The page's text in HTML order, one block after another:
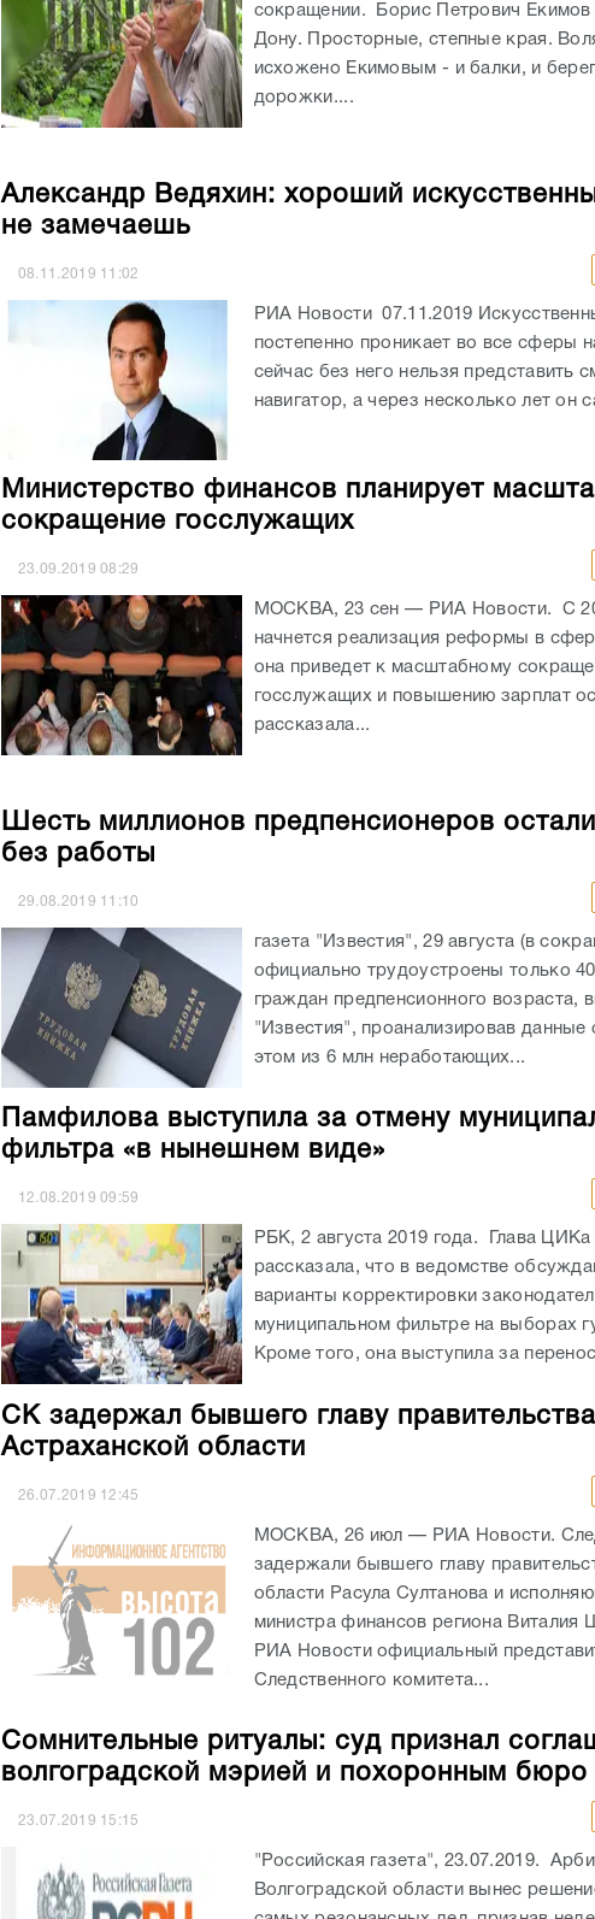
сокращении. Борис Петрович Екимов
Дону. Просторные, степные края.
исхожено Екимовым - и балки, и
дорожки....
Александр Ведяхин: хороший
не замечаешь
08.11.2019 11:02
РИА Новости 07.11.2019
постепенно проникает во все сферы
сейчас без него нельзя представить
навигатор, а через несколько лет он
Министерство финансов планирует
сокращение госслужащих
23.09.201908:29
МОСКВА, 23 сен — РИА Новости. С
начнется реализация реформы в
она приведет к масштабному
госслужащих и повышению зарплат
рассказала...
Шесть миллионов предпенсионеров
без работы
29.08.2019 11:10
газета "Известия", 29 августа (в
официально трудоустроены только
граждан предпенсионного возраста,
"Известия", проанализировав данные
этом из 6 млн неработающих...
Памфилова выступила за отмену
фильтра «в нынешнем виде»
12.08.201909:59
РБК, 2 августа 2019 года. Глава
рассказала, что в ведомстве
варианты корректировки
муниципальном фильтре на выборах
Кроме того, она выступила за
СК задержал бывшего главу правительства
Астраханской области
26.07.2019 12:45
МОСКВА, 26 июл — РИА Новости.
задержали бывшего главу
области Расула Султанова и
министра финансов региона
РИА Новости официальный
Следственного комитета...
Сомнительные ритуалы: суд признал
волгоградской мэрией и похоронным бюро
23.07.2019 15:15
"Российская газета", 23.07.2019.
Волгоградской области вынес